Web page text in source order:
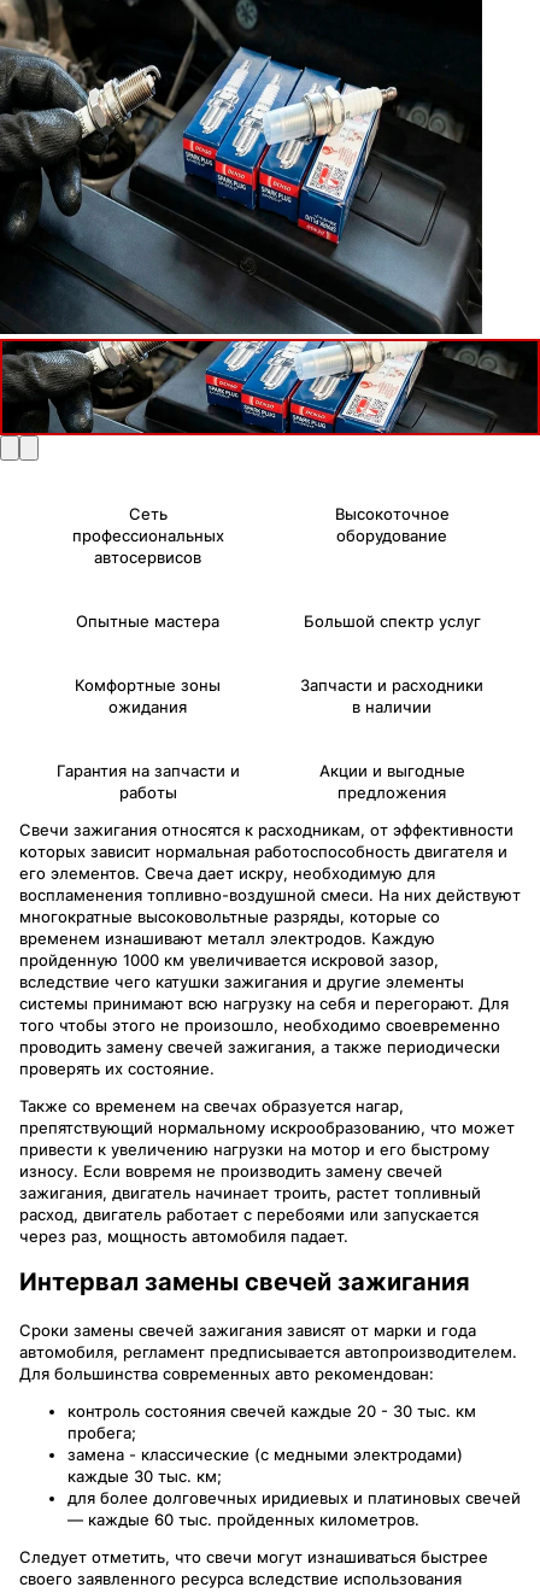
Сеть
профессиональных
автосервисов
Высокоточное
оборудование
Опытные мастера Большой спектр услуг
Комфортные зоны
ожидания
Запчасти и расходники
в наличии
Гарантия на запчасти и
работы
Акции и выгодные
предложения
Свечи зажигания относятся к расходникам, от эффективности
которых зависит нормальная работоспособность двигателя и
его элементов. Свеча дает искру, необходимую для
воспламенения топливно-воздушной смеси. На них действуют
многократные высоковольтные разряды, которые со
временем изнашивают металл электродов. Каждую
пройденную 1000 км увеличивается искровой зазор,
вследствие чего катушки зажигания и другие элементы
системы принимают всю нагрузку на себя и перегорают. Для
того чтобы этого не произошло, необходимо своевременно
проводить замену свечей зажигания, а также периодически
проверять их состояние.
Также со временем на свечах образуется нагар,
препятствующий нормальному искрообразованию, что может
привести к увеличению нагрузки на мотор и его быстрому
износу. Если вовремя не производить замену свечей
зажигания, двигатель начинает троить, растет топливный
расход, двигатель работает с перебоями или запускается
через раз, мощность автомобиля падает.
Интервал замены свечей зажигания
Сроки замены свечей зажигания зависят от марки и года
автомобиля, регламент предписывается автопроизводителем.
Для большинства современных авто рекомендован:
контроль состояния свечей каждые 20 - 30 тыс. км
пробега;
замена - классические (с медными электродами)
каждые 30 тыс. км;
для более долговечных иридиевых и платиновых свечей
— каждые 60 тыс. пройденных километров.
Следует отметить, что свечи могут изнашиваться быстрее
своего заявленного ресурса вследствие использования